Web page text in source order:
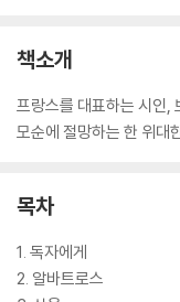
책소개
프랑스를 대표하는 시인,
모순에 절망하는 한 위대
목차
1. 독자에게
2. 알바트로스